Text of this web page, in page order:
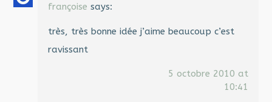
françoise says:
très, très bonne idée j’aime beaucoup c’est
ravissant
5 octobre 2010 at
10:41